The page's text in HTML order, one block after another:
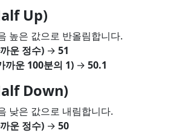
Up)
높은 값으로 반올림합니다.
운 정수) → 51
까운 100분의 1) → 50.1
Down)
낮은 값으로 내림합니다.
운 정수) → 50